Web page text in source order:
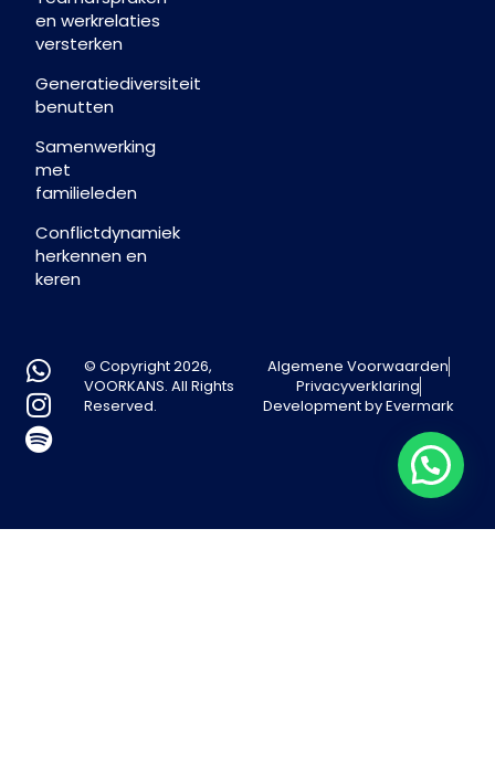
en werkrelaties
versterken
Generatiediversiteit
benutten
Samenwerking
met
familieleden
Conflictdynamiek
herkennen en
keren
© Copyright 2026,
VOORKANS. All Rights
Reserved.
Algemene Voorwaarden
Privacyverklaring
Development by Evermark